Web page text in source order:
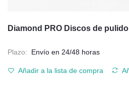
Diamond PRO Discos de
Plazo: Envío en 24/48 horas
Añadir a la lista de compra